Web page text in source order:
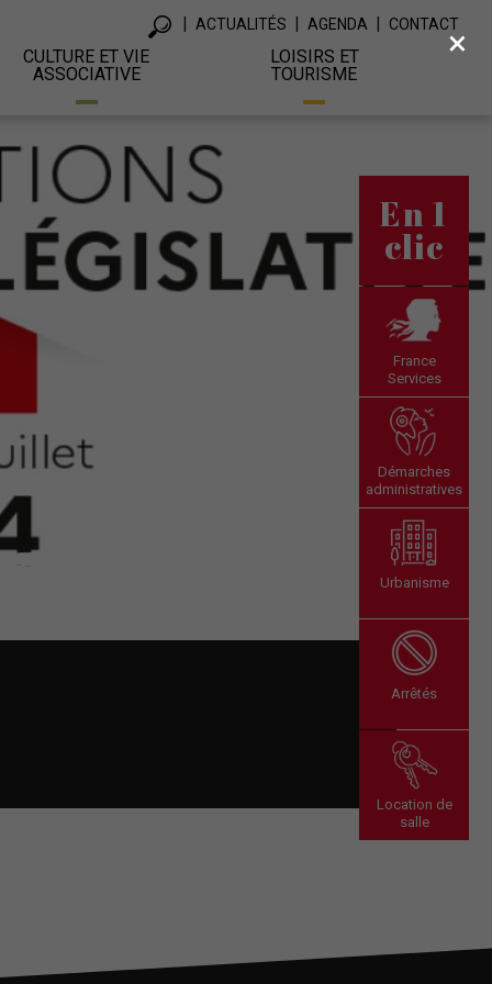
ACTUALITÉS AGENDA CONTACT
CULTURE ET VIE
ASSOCIATIVE
LOISIRS ET
TOURISME
En 1
clic
France
Services
Démarches
administratives
Urbanisme
Arrêtés
Location de
salle
×